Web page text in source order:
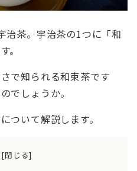
治茶。宇治茶の1つに「和
。
で知られる和束茶です
でしょうか。
ついて解説します。